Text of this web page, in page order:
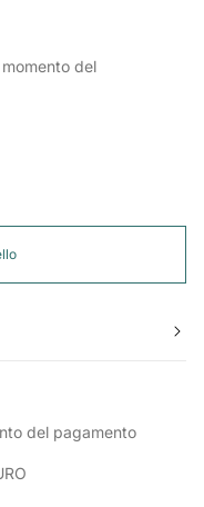
del
del pagamento